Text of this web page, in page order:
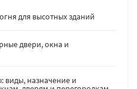
для высотных зданий
двери, окна и
назначение и